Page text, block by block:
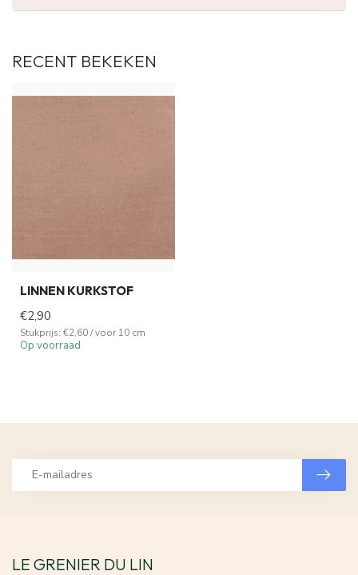
RECENT BEKEKEN
LINNEN KURKSTOF
€2,90
Stukprijs: €2,60 / voor 10 cm
Op voorraad
LE GRENIER DU LIN